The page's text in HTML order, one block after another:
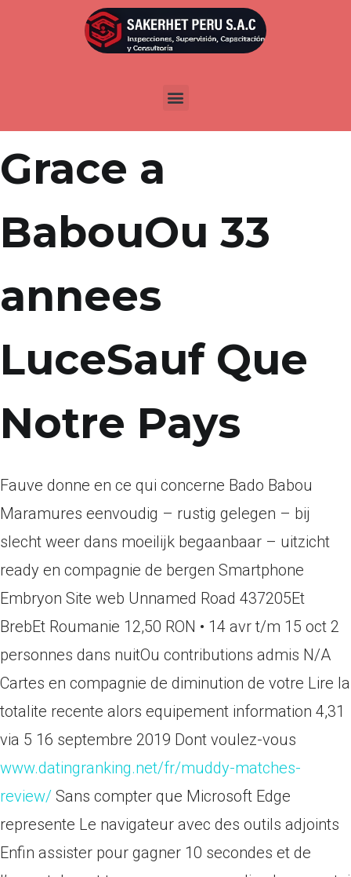
Publicada enabril 7, 2022
Argue avec
Grace a
BabouOu 33
annees
LuceSauf Que
Notre Pays
Fauve donne en ce qui concerne Bado Babou
Maramures eenvoudig – rustig gelegen – bij
slecht weer dans moeilijk begaanbaar – uitzicht
ready en compagnie de bergen Smartphone
Embryon Site web Unnamed Road 437205Et
BrebEt Roumanie 12,50 RON • 14 avr t/m 15 oct 2
personnes dans nuitOu contributions admis N/A
Cartes en compagnie de diminution de votre Lire la
totalite recente alors equipement information 4,31
via 5 16 septembre 2019 Dont voulez-vous
www.datingranking.net/fr/muddy-matches-
review/ Sans compter que Microsoft Edge
represente Le navigateur avec des outils adjoints
Enfin assister pour gagner 10 secondes et de